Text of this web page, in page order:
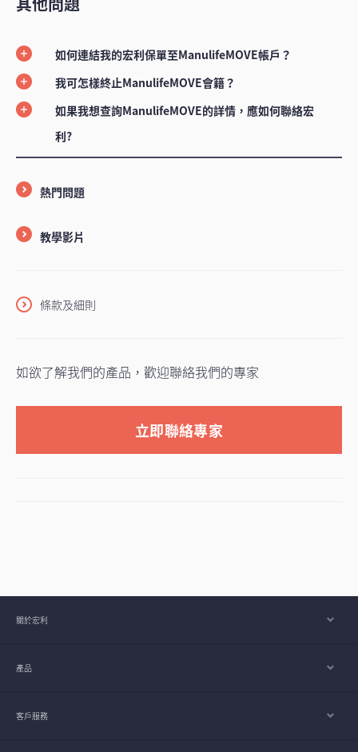
如何連結我的宏利保單至ManulifeMOVE帳戶？
我可怎樣終止ManulifeMOVE會籍？
如果我想查詢ManulifeMOVE的詳情，應如何聯絡宏
利?
熱門問題
教學影片
條款及細則
如欲了解我們的產品，歡迎聯絡我們的專家
立即聯絡專家
關於宏利
產品
客戶服務